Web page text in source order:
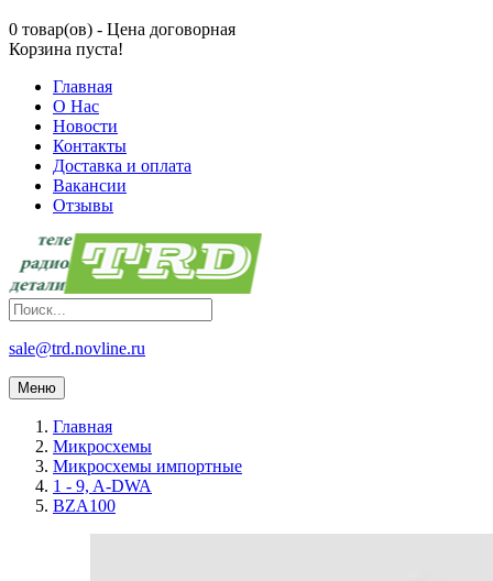
0 товар(ов) - Цена договорная
Корзина пуста!
Главная
О Нас
Новости
Контакты
Доставка и оплата
Вакансии
Отзывы
sale@trd.novline.ru
Меню
Главная
Микросхемы
Микросхемы импортные
1 - 9, A-DWA
BZA100